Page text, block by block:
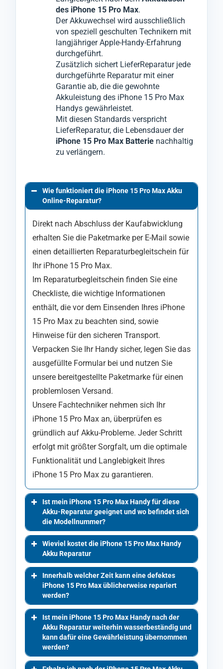
des iPhone 15 Pro Max.
Der Akkuwechsel wird ausschließlich
von speziell geschulten Technikern mit
langjähriger Apple-Handy-Erfahrung
durchgeführt.
Zusätzlich sichert LieferReparatur jede
durchgeführte Reparatur mit einer
Garantie ab, die die gewohnte
Akkuleistung des iPhone 15 Pro Max
Handys gewährleistet.
Mit diesen Standards verspricht
LieferReparatur, die Lebensdauer der
iPhone 15 Pro Max Batterie nachhaltig
zu verlängern.
Wie funktioniert die iPhone 15 Pro Max Akku
Online-Reparatur?
Direkt nach Abschluss der Kaufabwicklung
erhalten Sie die Paketmarke per E-Mail sowie
einen detaillierten Reparaturbegleitschein für
Ihr iPhone 15 Pro Max.
Im Reparaturbegleitschein finden Sie eine
Checkliste, die wichtige Informationen
enthält, die vor dem Einsenden Ihres iPhone
15 Pro Max zu beachten sind, sowie
Hinweise für den sicheren Transport.
Verpacken Sie Ihr Handy sicher, legen Sie das
ausgefüllte Formular bei und nutzen Sie
unsere bereitgestellte Paketmarke für einen
problemlosen Versand.
Unsere Fachtechniker nehmen sich Ihr
iPhone 15 Pro Max an, überprüfen es
gründlich auf Akku-Probleme. Jeder Schritt
erfolgt mit größter Sorgfalt, um die optimale
Funktionalität und Langlebigkeit Ihres
iPhone 15 Pro Max zu garantieren.
Ist mein iPhone 15 Pro Max Handy für diese
Akku-Reparatur geeignet und wo befindet sich
die Modellnummer?
Wieviel kostet die iPhone 15 Pro Max Handy
Akku Reparatur
Innerhalb welcher Zeit kann eine defektes
iPhone 15 Pro Max üblicherweise repariert
werden?
Ist mein iPhone 15 Pro Max Handy nach der
Akku Reparatur weiterhin wasserbeständig und
kann dafür eine Gewährleistung übernommen
werden?